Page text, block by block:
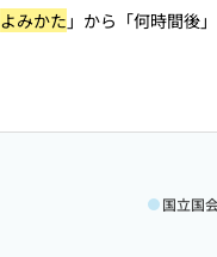
よみかた 」から「何時間後
国立国